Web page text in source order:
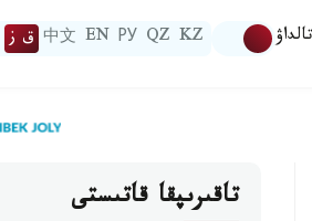
تالداۋ KZ
QZ
РУ
EN
中文 ق ز
تاقىرىپقا قاتىستى